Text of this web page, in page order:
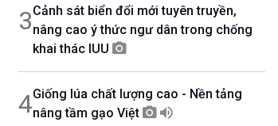
Chuyên gia của bạn (Phát lại thứ Tư)
10h30-11h00
Vì an ninh Tổ quốc
11h05-11h10
Quảng cáo
3Cảnh sát biển đổi mới tuyên truyền,
nâng cao ý thức ngư dân trong chống
khai thác IUU
4Giống lúa chất lượng cao - Nền tảng
nâng tầm gạo Việt